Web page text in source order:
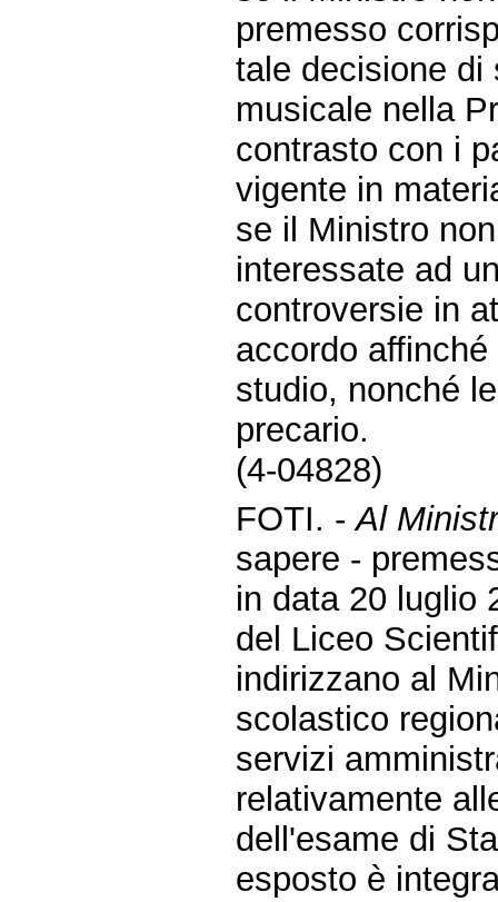
premesso
tale decisione di
musicale nella
contrasto con i
vigente in
se il Ministro
interessate ad
controversie in
accordo
studio, nonché
precario.
(4-04828)
FOTI. -Al
sapere -
in data 20 luglio
del Liceo
indirizzano al
scolastico
servizi
relativamente
dell'esame di
esposto è